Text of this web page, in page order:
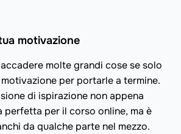
motivazione
molte grandi cose se solo
per portarle a termine.
di ispirazione non appena
perfetta per il corso online, ma è
da qualche parte nel mezzo.